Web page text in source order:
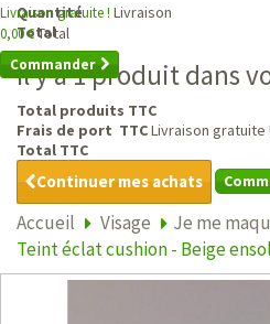
Livraison gratuite ! Livraison
0,00 €Total
Commander
Quantité
Total
Il y a 1 produit dans
Total produits TTC
Frais de port TTCLivraison gratuite !
Total TTC
Continuer mes achats
Accueil Visage Je me
Teint éclat cushion - Beige